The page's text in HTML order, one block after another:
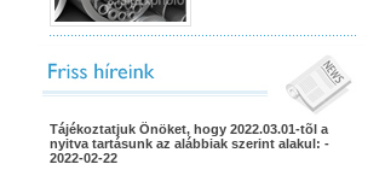
Tájékoztatjuk Önöket, hogy 2022.03.01-tõl a
nyitva tartásunk az alábbiak szerint alakul: -
2022-02-22